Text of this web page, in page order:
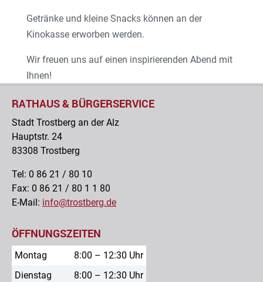
Getränke und kleine Snacks können an der
Kinokasse erworben werden.
Wir freuen uns auf einen inspirierenden Abend mit
Ihnen!
RATHAUS & BÜRGERSERVICE
Stadt Trostberg an der Alz
Hauptstr. 24
83308 Trostberg
Tel: 0 86 21 / 80 10
Fax: 0 86 21 / 80 1 1 80
E-Mail: info@trostberg.de
ÖFFNUNGSZEITEN
Montag
8:00 – 12:30 Uhr
Dienstag
8:00 – 12:30 Uhr